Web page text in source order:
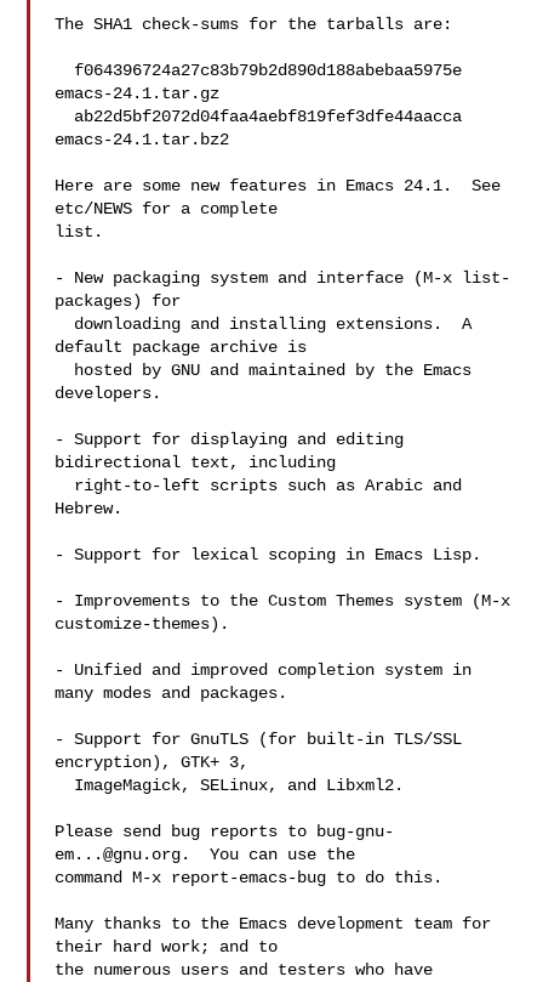
The SHA1 check-sums for the tarballs are:
emacs-24.1.tar.gz
emacs-24.1.tar.bz2
Here are some new features in Emacs 24.1.  See
etc/NEWS for a complete
list.
- New packaging system and interface (M-x list-
packages) for
default package archive is
developers.
- Support for displaying and editing
bidirectional text, including
Hebrew.
- Support for lexical scoping in Emacs Lisp.
- Improvements to the Custom Themes system (M-x
customize-themes).
- Unified and improved completion system in
many modes and packages.
- Support for GnuTLS (for built-in TLS/SSL
encryption), GTK+ 3,
Please send bug reports to
bug-gnu-
em...@gnu.org.  You can use the
command M-x report-emacs-bug to do this.
Many thanks to the Emacs development team for
their hard work; and to
the numerous users and testers who have